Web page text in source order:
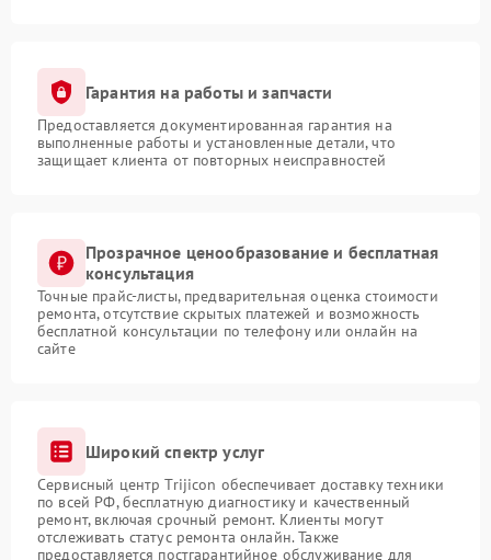
Гарантия на работы и запчасти
Предоставляется документированная гарантия на
выполненные работы и установленные детали, что
защищает клиента от повторных неисправностей
Прозрачное ценообразование и бесплатная
консультация
Точные прайс-листы, предварительная оценка стоимости
ремонта, отсутствие скрытых платежей и возможность
бесплатной консультации по телефону или онлайн на
сайте
Широкий спектр услуг
Сервисный центр Trijicon обеспечивает доставку техники
по всей РФ, бесплатную диагностику и качественный
ремонт, включая срочный ремонт. Клиенты могут
отслеживать статус ремонта онлайн. Также
предоставляется постгарантийное обслуживание для